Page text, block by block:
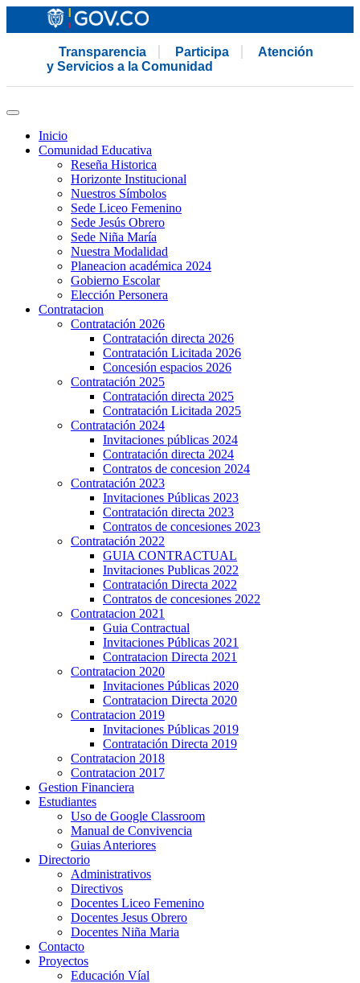
Transparencia Participa
Atención
y Servicios a la Comunidad
Inicio
Comunidad Educativa
Reseña Historica
Horizonte Institucional
Nuestros Símbolos
Sede Liceo Femenino
Sede Jesús Obrero
Sede Niña María
Nuestra Modalidad
Planeacion académica 2024
Gobierno Escolar
Elección Personera
Contratacion
Contratación 2026
Contratación directa 2026
Contratación Licitada 2026
Concesión espacios 2026
Contratación 2025
Contratación directa 2025
Contratación Licitada 2025
Contratación 2024
Invitaciones públicas 2024
Contratación directa 2024
Contratos de concesion 2024
Contratación 2023
Invitaciones Públicas 2023
Contratación directa 2023
Contratos de concesiones 2023
Contratación 2022
GUIA CONTRACTUAL
Invitaciones Publicas 2022
Contratación Directa 2022
Contratos de concesiones 2022
Contratacion 2021
Guia Contractual
Invitaciones Públicas 2021
Contratacion Directa 2021
Contratacion 2020
Invitaciones Públicas 2020
Contratacion Directa 2020
Contratacion 2019
Invitaciones Públicas 2019
Contratación Directa 2019
Contratacion 2018
Contratacion 2017
Gestion Financiera
Estudiantes
Uso de Google Classroom
Manual de Convivencia
Guias Anteriores
Directorio
Administrativos
Directivos
Docentes Liceo Femenino
Docentes Jesus Obrero
Docentes Niña Maria
Contacto
Proyectos
Educación Víal